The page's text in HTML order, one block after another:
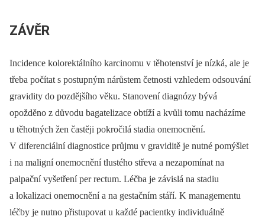
ZÁVĚR
Incidence kolorektálního karcinomu v těhotenství je nízká, ale je
třeba počítat s postupným nárůstem četnosti vzhledem odsouvání
gravidity do pozdějšího věku. Stanovení diagnózy bývá
opožděno z důvodu bagatelizace obtíží a kvůli tomu nacházíme
u těhotných žen častěji pokročilá stadia onemocnění.
V diferenciální diagnostice průjmu v graviditě je nutné pomýšlet
i na maligní onemocnění tlustého střeva a nezapomínat na
palpační vyšetření per rectum. Léčba je závislá na stadiu
a lokalizaci onemocnění a na gestačním stáří. K managementu
léčby je nutno přistupovat u každé pacientky individuálně